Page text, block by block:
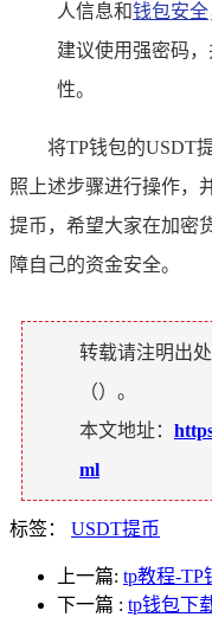
人信息和钱包安全
建议使用强密码
性。
将TP钱包的USDT
照上述步骤进行操作，
提币，希望大家在加密
障自己的资金安全。
转载请注明出处
（）。
本文地址：
ml
标签： USDT提币
上一篇: tp教程-TP
下一篇 : tp钱包下